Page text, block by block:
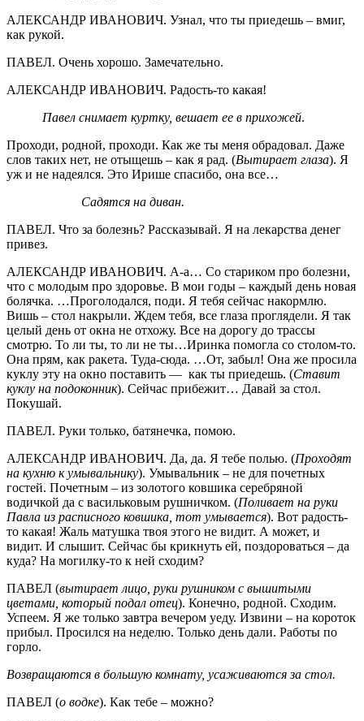
АЛЕКСАНДР ИВАНОВИЧ. Узнал, что ты приедешь – вмиг,
как рукой.
ПАВЕЛ. Очень хорошо. Замечательно.
АЛЕКСАНДР ИВАНОВИЧ. Радость-то какая!
Павел снимает куртку, вешает ее в прихожей.
Проходи, родной, проходи. Как же ты меня обрадовал. Даже
слов таких нет, не отыщешь – как я рад. (Вытирает глаза). Я
уж и не надеялся. Это Ирише спасибо, она все…
Садятся на диван.
ПАВЕЛ. Что за болезнь? Рассказывай. Я на лекарства денег
привез.
АЛЕКСАНДР ИВАНОВИЧ. А-а… Со стариком про болезни,
что с молодым про здоровье. В мои годы – каждый день новая
болячка. …Проголодался, поди. Я тебя сейчас накормлю.
Вишь – стол накрыли. Ждем тебя, все глаза проглядели. Я так
целый день от окна не отхожу. Все на дорогу до трассы
смотрю. То ли ты, то ли не ты…Иринка помогла со столом-то.
Она прям, как ракета. Туда-сюда. …От, забыл! Она же просила
куклу эту на окно поставить — как ты приедешь. (Ставит
куклу на подоконник). Сейчас прибежит… Давай за стол.
Покушай.
ПАВЕЛ. Руки только, батянечка, помою.
АЛЕКСАНДР ИВАНОВИЧ. Да, да. Я тебе полью. (Проходят
на кухню к умывальнику). Умывальник – не для почетных
гостей. Почетным – из золотого ковшика серебряной
водичкой да с васильковым рушничком. (Поливает на руки
Павла из расписного ковшика, тот умывается). Вот радость-
то какая! Жаль матушка твоя этого не видит. А может, и
видит. И слышит. Сейчас бы крикнуть ей, поздороваться – да
куда? На могилку-то к ней сходим?
ПАВЕЛ (вытирает лицо, руки рушником с вышитыми
цветами, который подал отец). Конечно, родной. Сходим.
Успеем. Я же только завтра вечером уеду. Извини – на короток
прибыл. Просился на неделю. Только день дали. Работы по
горло.
Возвращаются в большую комнату, усаживаются за стол.
ПАВЕЛ (о водке). Как тебе – можно?